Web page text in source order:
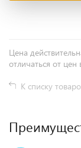
Цена
отличаться от
К списку